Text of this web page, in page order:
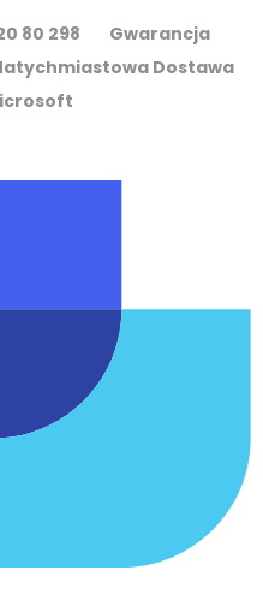
20 80 298 Gwarancja
Dostawa